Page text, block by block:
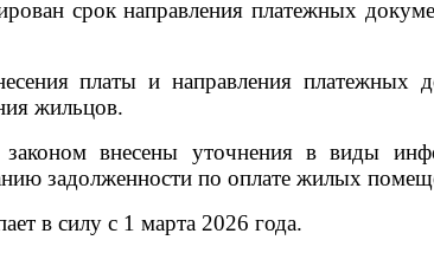
срок направления платежных
платы и направления
жильцов.
внесены уточнения в виды
задолженности по оплате жилых
в силу с 1 марта 2026 года.